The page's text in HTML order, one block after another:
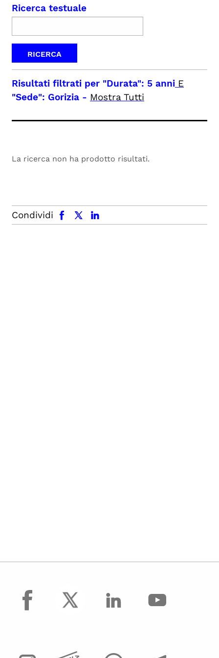
Ricerca testuale
Risultati filtrati per "Durata": 5 anni E
"Sede": Gorizia - Mostra Tutti
La ricerca non ha prodotto risultati.
Condividi
facebook x.com linkedin
facebook